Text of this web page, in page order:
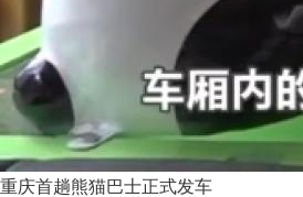
重庆首趟熊猫巴士正式发车